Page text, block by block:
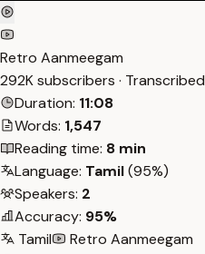
Retro Aanmeegam
292K subscribers · Transcribed
Duration: 11:08
Words: 1,547
Reading time: 8 min
Language: Tamil(95%)
Speakers: 2
Accuracy: 95%
Tamil
Retro Aanmeegam